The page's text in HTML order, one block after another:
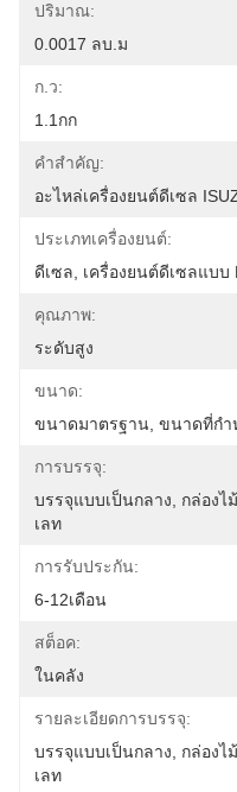
ปริมาณ:
0.0017 ลบ.ม
ก.ว:
1.1กก
คำสำคัญ:
อะไหล่เครื่องยนต์ดีเซล
ประเภทเครื่องยนต์:
ดีเซล, เครื่องยนต์ดีเซลแบบ
คุณภาพ:
ระดับสูง
ขนาด:
ขนาดมาตรฐาน, ขนาดที่กำ
การบรรจุ:
บรรจุแบบเป็นกลาง, กล่องไ
เลท
การรับประกัน:
6-12เดือน
สต็อค:
ในคลัง
รายละเอียดการบรรจุ:
บรรจุแบบเป็นกลาง, กล่องไ
เลท